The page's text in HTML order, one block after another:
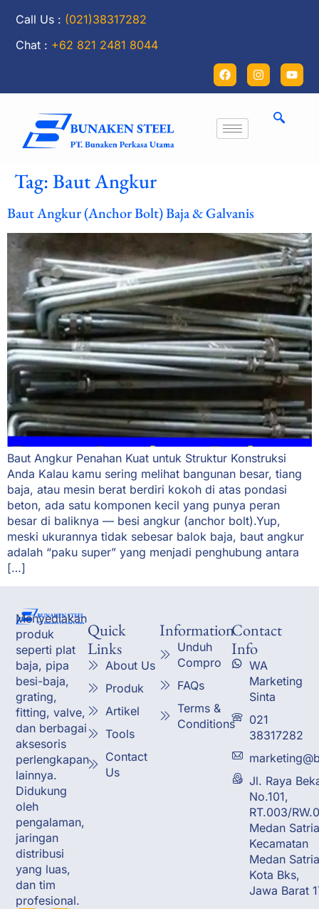
Call Us : (021)38317282
Chat : +62 821 2481 8044
Tag:Baut Angkur
Baut Angkur (Anchor Bolt) Baja & Galvanis
Baut Angkur Penahan Kuat untuk Struktur Konstruksi
Anda Kalau kamu sering melihat bangunan besar, tiang
baja, atau mesin berat berdiri kokoh di atas pondasi
beton, ada satu komponen kecil yang punya peran
besar di baliknya — besi angkur (anchor bolt).Yup,
meski ukurannya tidak sebesar balok baja, baut angkur
adalah “paku super” yang menjadi penghubung antara
[…]
Menyediakan
produk
seperti plat
baja, pipa
besi-baja,
grating,
fitting, valve,
dan berbagai
aksesoris
perlengkapan
lainnya.
Didukung
oleh
pengalaman,
jaringan
distribusi
yang luas,
dan tim
profesional.
Quick
Links
About Us
Produk
Artikel
Tools
Contact
Us
Information
Unduh
Compro
FAQs
Terms &
Conditions
Contact
Info
WA
Marketing
Sinta
021
38317282
Jl. Raya
No.101,
RT.003/
Medan
Kecamatan
Medan
Kota Bks,
Jawa Barat